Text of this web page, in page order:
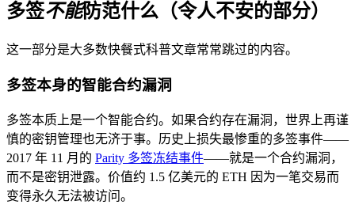
多签不能防范什么（令人不安的部分）
这一部分是大多数快餐式科普文章常常跳过的内容。
多签本身的智能合约漏洞
多签本质上是一个智能合约。如果合约存在漏洞，世界上再谨
慎的密钥管理也无济于事。历史上损失最惨重的多签事件——
2017 年 11 月的 Parity 多签冻结事件——就是一个合约漏洞，
而不是密钥泄露。价值约 1.5 亿美元的 ETH 因为一笔交易而
变得永久无法被访问。